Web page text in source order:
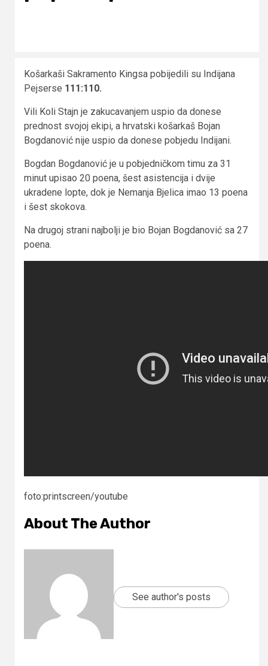
Košarkaši Sakramento Kingsa pobijedili su Indijana
Pejserse 111:110.
Vili Koli Stajn je zakucavanjem uspio da donese
prednost svojoj ekipi, a hrvatski košarkaš Bojan
Bogdanović nije uspio da donese pobjedu Indijani.
Bogdan Bogdanović je u pobjedničkom timu za 31
minut upisao 20 poena, šest asistencija i dvije
ukradene lopte, dok je Nemanja Bjelica imao 13 poena
i šest skokova.
Na drugoj strani najbolji je bio Bojan Bogdanović sa 27
poena.
foto:printscreen/youtube
About The Author
See author's posts